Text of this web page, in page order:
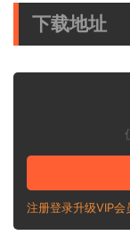
下载地址
注册登录升级VIP